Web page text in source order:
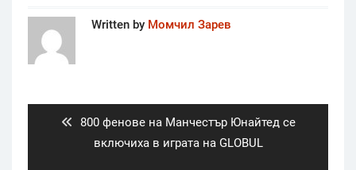
Written by Момчил Зарев
Previous
post:
800 фенове на Манчестър Юнайтед се
включиха в играта на GLOBUL